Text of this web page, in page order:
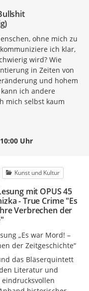
ohne mich zu
ich klar,
wird? Wie
in Zeiten von
und hohem
ich andere
mich selbst kaum
Uhr
Kunst und Kultur
mit OPUS 45
- True Crime "Es
Verbrechen der
„Es war Mord! –
der Zeitgeschichte“
das Bläserquintett
Literatur und